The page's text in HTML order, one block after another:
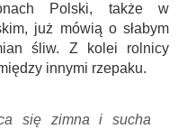
Polski, także w
już mówią o słabym
śliw. Z kolei rolnicy
innymi rzepaku.
się zimna i sucha